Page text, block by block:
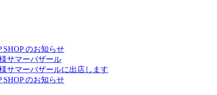
のお知らせ
サマーバザール
サマーバザールに出店します
のお知らせ